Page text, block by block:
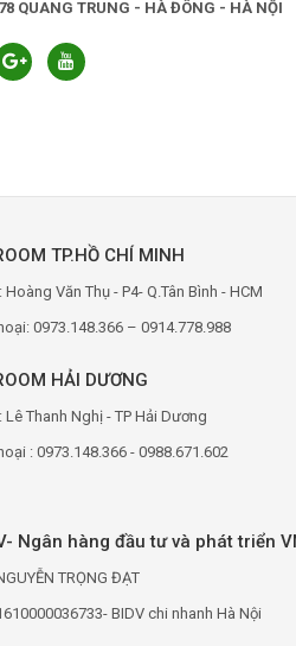
QUANG TRUNG - HÀ ĐÔNG - HÀ NỘI
TP.HỒ CHÍ MINH
Văn Thụ - P4- Q.Tân Bình - HCM
0973.148.366 – 0914.778.988
HẢI DƯƠNG
Thanh Nghị - TP Hải Dương
: 0973.148.366 - 0988.671.602
Ngân hàng đầu tư và phát triển
TRỌNG ĐẠT
BIDV chi nhanh Hà Nội